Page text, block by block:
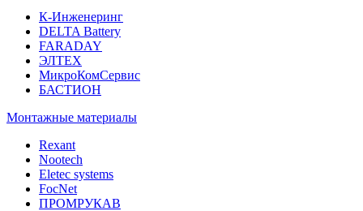
К-Инженеринг
DELTA Battery
FARADAY
ЭЛТЕХ
МикроКомСервис
БАСТИОН
Монтажные материалы
Rexant
Nootech
Eletec systems
FocNet
ПРОМРУКАВ